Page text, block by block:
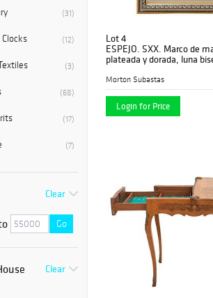
(31)
(12)
(3)
(68)
(17)
(7)
Clear
Go
Clear
Lot 4
ESPEJO. SXX. Marco de
plateada y dorada, luna
Detalles de
Morton Subastas
Login for Price